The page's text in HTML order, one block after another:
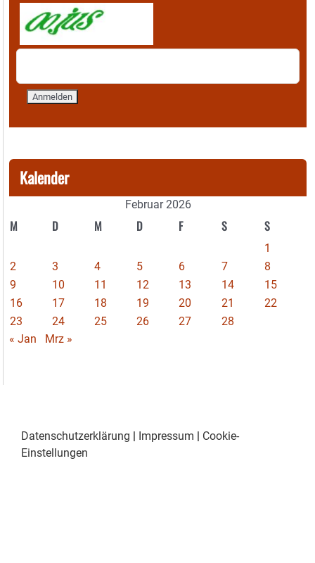
Kalender
Februar 2026
M D M D F S S
1
2
3 4 5 6 7
8
9
10 11 12 13 14
15
16
17 18 19 20 21
22
23
24 25 26 27
28
« Jan
Mrz »
Datenschutzerklärung | Impressum | Cookie-
Einstellungen